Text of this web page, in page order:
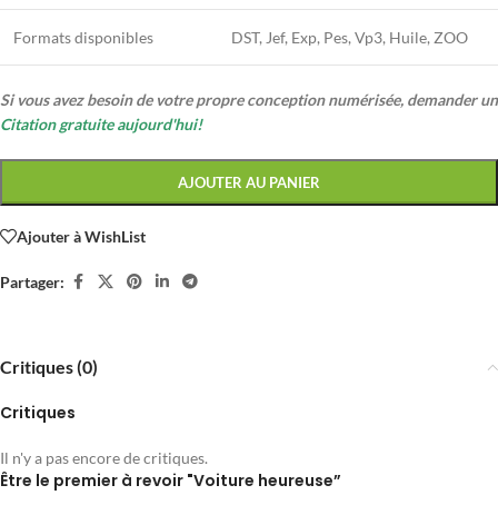
Formats disponibles DST, Jef, Exp, Pes, Vp3, Huile, ZOO
Si vous avez besoin de votre propre conception numérisée, demander un
Citation gratuite aujourd'hui!
AJOUTER AU PANIER
Ajouter à WishList
Partager:
Critiques (0)
Critiques
Il n'y a pas encore de critiques.
Être le premier à revoir "Voiture heureuse”